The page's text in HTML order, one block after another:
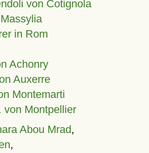
von Cotignola
in Rom
Achonry
Auxerre
Montemarti
von Montpellier
Abou Mrad,
,